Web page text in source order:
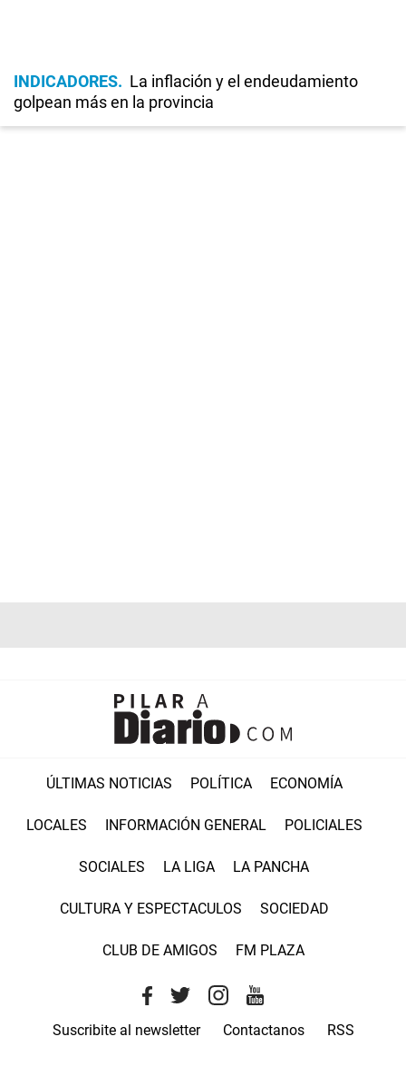
INDICADORES
La inflación y el endeudamiento
golpean más en la provincia
ÚLTIMAS NOTICIAS POLÍTICA ECONOMÍA
LOCALES INFORMACIÓN GENERAL POLICIALES
SOCIALES LA LIGA LA PANCHA
CULTURA Y ESPECTACULOS SOCIEDAD
CLUB DE AMIGOS FM PLAZA
Suscribite al newsletter Contactanos RSS